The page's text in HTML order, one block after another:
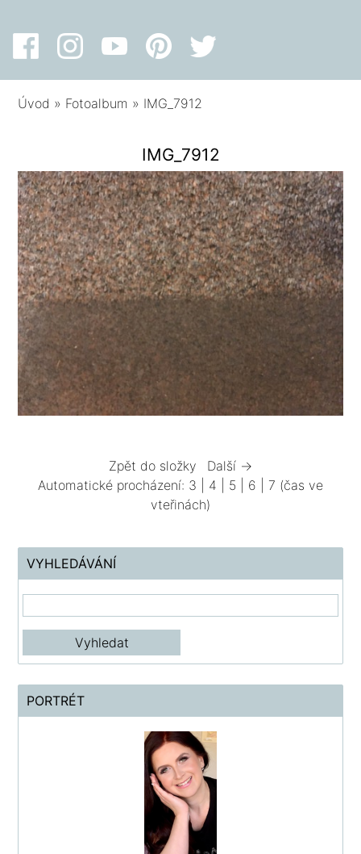
Úvod » Fotoalbum » IMG_7912
IMG_7912
Zpět do složky
Další →
Automatické procházení: 3 4 5 6 7 (čas ve
vteřinách)
VYHLEDÁVÁNÍ
PORTRÉT